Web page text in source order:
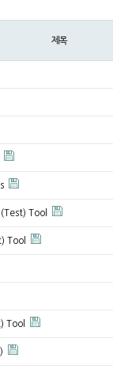
제목
Tool
Tool
Tool